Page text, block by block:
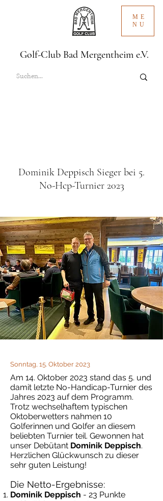
ME
NU
Golf-Club Bad Mergentheim e.V.
Dominik Deppisch Sieger bei 5.
No-Hcp-Turnier 2023
Sonntag, 15. Oktober 2023
Am 14. Oktober 2023 stand das 5. und
damit letzte No-Handicap-Turnier des
Jahres 2023 auf dem Programm.
Trotz wechselhaftem typischen
Oktoberwetters nahmen 10
Golferinnen und Golfer an diesem
beliebten Turnier teil. Gewonnen hat
unser Debütant Dominik Deppisch.
Herzlichen Glückwunsch zu dieser
sehr guten Leistung!
Die Netto-Ergebnisse:
Dominik Deppisch - 23 Punkte